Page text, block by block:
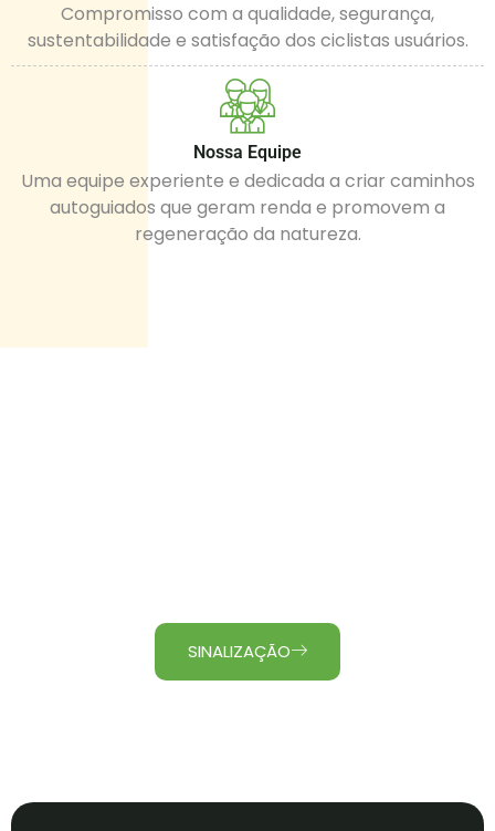
Compromisso com a qualidade, segurança,
sustentabilidade e satisfação dos ciclistas usuários.
Nossa Equipe
Uma equipe experiente e dedicada a criar caminhos
autoguiados que geram renda e promovem a
regeneração da natureza.
SINALIZAÇÃO